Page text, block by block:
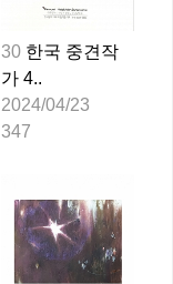
30 한국 중견작
가 4..
2024/04/23
347